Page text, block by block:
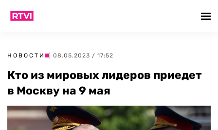
НОВОСТИ | 08.05.2023 / 17:52
Кто из мировых лидеров приедет
в Москву на 9 мая